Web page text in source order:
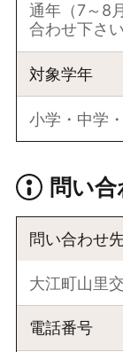
通年（7～8
合わせ下さい
対象学年
小学・中学
問い
問い合わせ
大江町山里
電話番号